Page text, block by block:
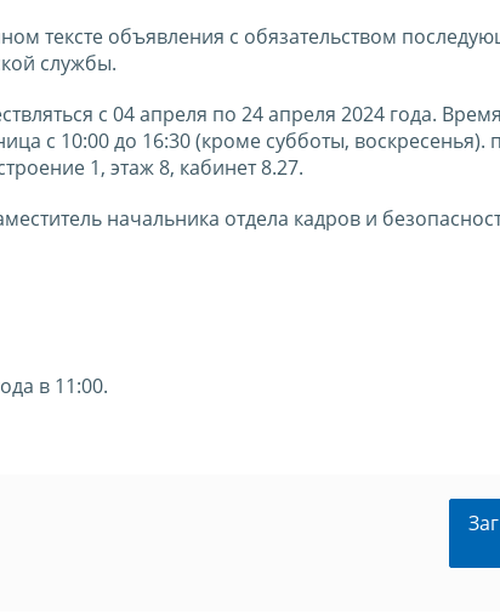
тексте объявления с обязательством
службы.
с 04 апреля по 24 апреля 2024 года.
с 10:00 до 16:30 (кроме субботы, воскресенья).
1, этаж 8, кабинет 8.27.
начальника отдела кадров и
в 11:00.